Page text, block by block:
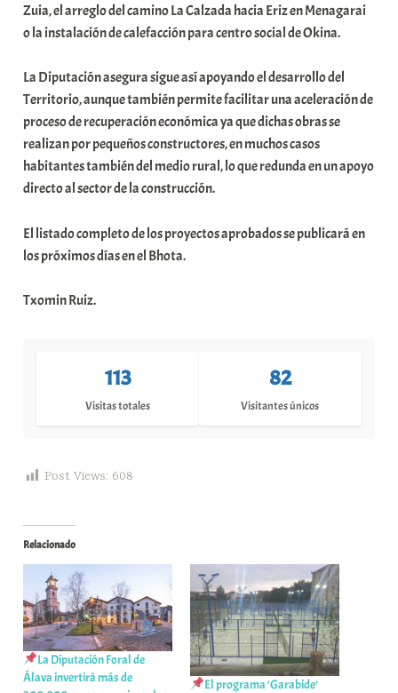
Zuia, el arreglo del camino La Calzada hacia Eriz en Menagarai
o la instalación de calefacción para centro social de Okina.
La Diputación asegura sigue así apoyando el desarrollo del
Territorio, aunque también permite facilitar una aceleración de
proceso de recuperación económica ya que dichas obras se
realizan por pequeños constructores, en muchos casos
habitantes también del medio rural, lo que redunda en un apoyo
directo al sector de la construcción.
El listado completo de los proyectos aprobados se publicará en
los próximos días en el Bhota.
Txomin Ruiz.
113
Visitas totales
82
Visitantes únicos
Post Views: 608
Relacionado
La Diputación Foral de
Álava invertirá más de
El programa ‘Garabide’